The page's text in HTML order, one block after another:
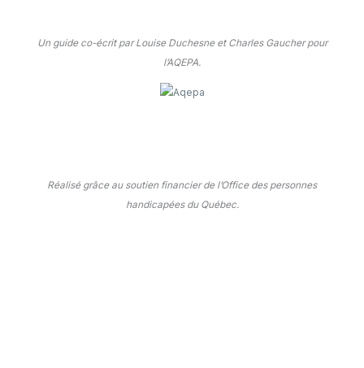
Un guide co-écrit par Louise Duchesne et Charles Gaucher pour
l’AQEPA.
Réalisé grâce au soutien financier de l’Office des personnes
handicapées du Québec.